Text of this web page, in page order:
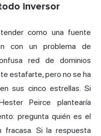
inversor
como una fuente
con un problema de
red de dominios
estafarte, pero no se ha
sus cinco estrellas. Si
Peirce plantearía
pregunta quién es el
fracasa. Si la respuesta